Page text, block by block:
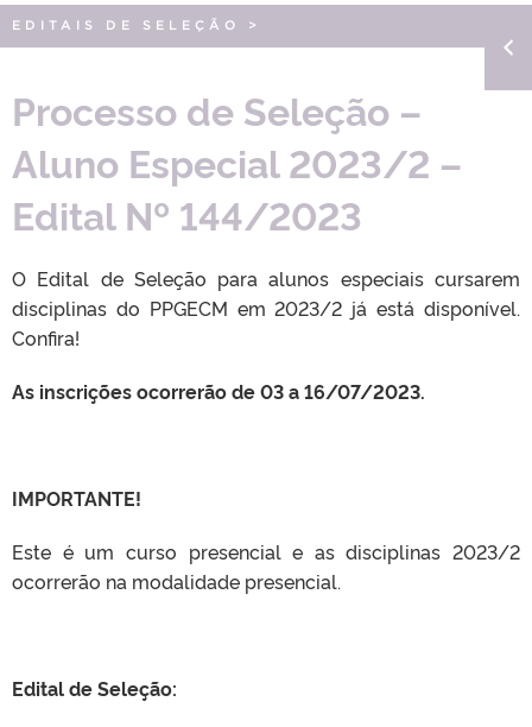
EDITAIS DE SELEÇÃO >
Processo de Seleção –
Aluno Especial 2023/2 –
Edital Nº 144/2023
O Edital de Seleção para alunos especiais cursarem
disciplinas do PPGECM em 2023/2 já está disponível.
Confira!
As inscrições ocorrerão de 03 a 16/07/2023.
IMPORTANTE!
Este é um curso presencial e as disciplinas 2023/2
ocorrerão na modalidade presencial.
Edital de Seleção: